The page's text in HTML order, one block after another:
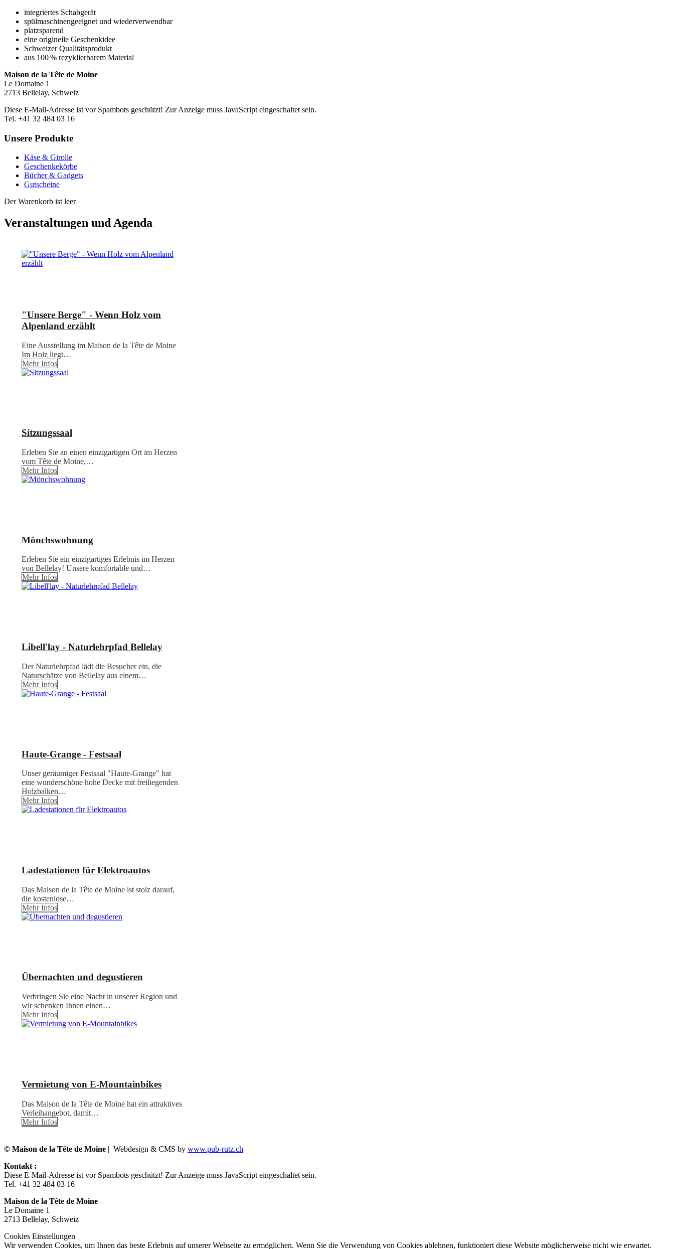
integriertes Schabgerät
spülmaschinengeeignet und wiederverwendbar
platzsparend
eine originelle Geschenkidee
Schweizer Qualitätsprodukt
aus 100 % rezyklierbarem Material
Maison de la Tête de Moine
Le Domaine 1
2713 Bellelay, Schweiz
Diese E-Mail-Adresse ist vor Spambots geschützt! Zur Anzeige muss JavaScript eingeschaltet sein.
Tel. +41 32 484 03 16
Unsere Produkte
Käse & Girolle
Geschenkekörbe
Bücher & Gadgets
Gutscheine
Der Warenkorb ist leer
Veranstaltungen und Agenda
"Unsere Berge" - Wenn Holz vom
Alpenland erzählt
Eine Ausstellung im Maison de la Tête de Moine
Im Holz liegt…
Mehr Infos
Sitzungssaal
Erleben Sie an einen einzigartigen Ort im Herzen
vom Tête de Moine,…
Mehr Infos
Mönchswohnung
Erleben Sie ein einzigartiges Erlebnis im Herzen
von Bellelay! Unsere komfortable und…
Mehr Infos
Libell'lay - Naturlehrpfad Bellelay
Der Naturlehrpfad lädt die Besucher ein, die
Naturschätze von Bellelay aus einem…
Mehr Infos
Haute-Grange - Festsaal
Unser geräumiger Festsaal "Haute-Grange" hat
eine wunderschöne hohe Decke mit freiliegenden
Holzbalken…
Mehr Infos
Ladestationen für Elektroautos
Das Maison de la Tête de Moine ist stolz darauf,
die kostenlose…
Mehr Infos
Übernachten und degustieren
Verbringen Sie eine Nacht in unserer Region und
wir schenken Ihnen einen…
Mehr Infos
Vermietung von E-Mountainbikes
Das Maison de la Tête de Moine hat ein attraktives
Verleihangebot, damit…
Mehr Infos
© Maison de la Tête de Moine | Webdesign & CMS by www.pub-rutz.ch
Kontakt :
Diese E-Mail-Adresse ist vor Spambots geschützt! Zur Anzeige muss JavaScript eingeschaltet sein.
Tel. +41 32 484 03 16
Maison de la Tête de Moine
Le Domaine 1
2713 Bellelay, Schweiz
Cookies Einstellungen
Wir verwenden Cookies, um Ihnen das beste Erlebnis auf unserer Webseite zu ermöglichen. Wenn Sie die Verwendung von Cookies ablehnen, funktioniert diese Website möglicherweise nicht wie erwartet.